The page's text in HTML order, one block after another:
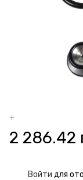
+
2 286.42
Войти для